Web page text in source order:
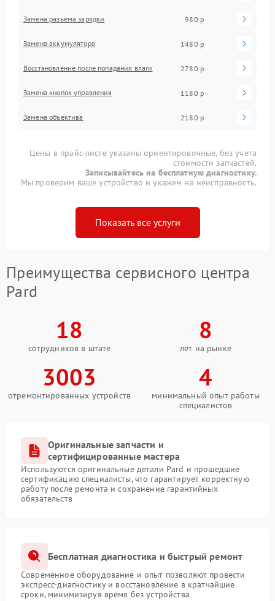
Замена разъема зарядки 980 р
Замена аккумулятора 1480 р
Восстановление после попадания влаги 2780 р
Замена кнопок управления 1180 р
Замена объектива 2180 р
Цены в прайс-листе указаны ориентировочные, без учета
стоимости запчастей.
Записывайтесь на бесплатную диагностику.
Мы проверим ваше устройство и укажем на неисправность.
Показать все услуги
Преимущества сервисного центра
Pard
18
сотрудников в штате
8
лет на рынке
3003
отремонтированных устройств
4
минимальный опыт работы
специалистов
Оригинальные запчасти и
сертифицированные мастера
Используются оригинальные детали Pard и прошедшие
сертификацию специалисты, что гарантирует корректную
работу после ремонта и сохранение гарантийных
обязательств
Бесплатная диагностика и быстрый ремонт
Современное оборудование и опыт позволяют провести
экспресс-диагностику и восстановление в кратчайшие
сроки, минимизируя время без устройства